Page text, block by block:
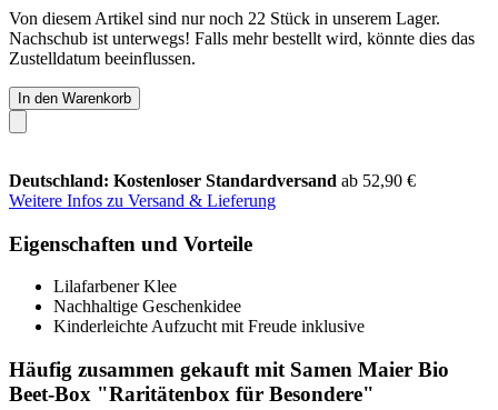
Von diesem Artikel sind nur noch 22 Stück in unserem Lager.
Nachschub ist unterwegs! Falls mehr bestellt wird, könnte dies das
Zustelldatum beeinflussen.
In den Warenkorb
Deutschland: Kostenloser Standardversand ab 52,90 €
Weitere Infos zu Versand & Lieferung
Eigenschaften und Vorteile
Lilafarbener Klee
Nachhaltige Geschenkidee
Kinderleichte Aufzucht mit Freude inklusive
Häufig zusammen gekauft mit Samen Maier Bio
Beet-Box "Raritätenbox für Besondere"